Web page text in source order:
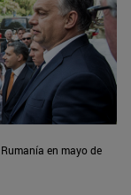
en mayo de